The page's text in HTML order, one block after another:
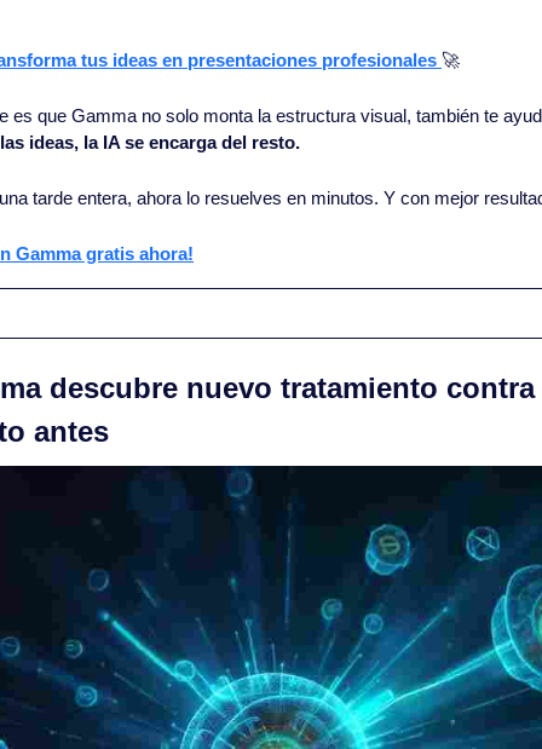
tus ideas en presentaciones profesionales 🚀
es que Gamma no solo monta la estructura visual, también te
ideas, la IA se encarga del resto.
tarde entera, ahora lo resuelves en minutos. Y con mejor
Gamma gratis ahora!
descubre nuevo tratamiento contra
antes